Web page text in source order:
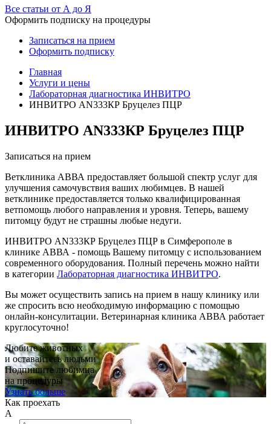
Все статьи от А до Я
Оформить подписку на процедуры
Записаться на прием
Оформить подписку
Главная
Услуги и цены
Лабораторная диагностика ИНВИТРО
ИНВИТРО AN333КР Бруцелез ПЦР
ИНВИТРО AN333КР Бруцелез ПЦР
Записаться на прием
Ветклиника АВВА предоставляет большой спектр услуг для
улучшения самочувствия ваших любимцев. В нашей
ветклинике предоставляется только квалифицированная
ветпомощь любого направления и уровня. Теперь, вашему
питомцу будут не страшны любые недуги.
ИНВИТРО AN333КР Бруцелез ПЦР в Симферополе в
клинике АВВА - помощь Вашему питомцу с использованием
современного оборудования. Полный перечень можно найти
в категории Лабораторная диагностика ИНВИТРО.
Вы может осуществить запись на прием в нашу клинику или
же спросить всю необходимую информацию с помощью
онлайн-консулитации. Ветеринарная клиника АВВА работает
круглосуточно!
Любите животных
и оставайтесь людьми
Подпишите любимца
на процедуры
Узнать больше
Как проехать
А